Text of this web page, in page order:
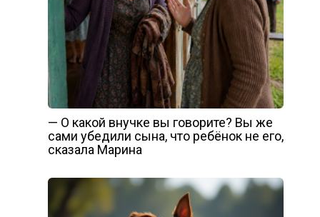
— О какой внучке вы говорите? Вы же
сами убедили сына, что ребёнок не его,
сказала Марина